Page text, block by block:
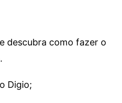
descubra como fazer o
Digio;